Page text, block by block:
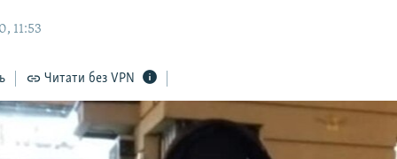
11:53
Читати без VPN